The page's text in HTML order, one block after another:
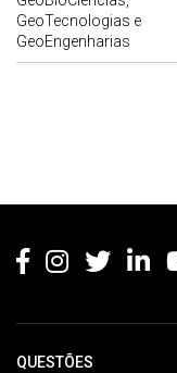
GeoTecnologias e
GeoEngenharias
QUESTÕES